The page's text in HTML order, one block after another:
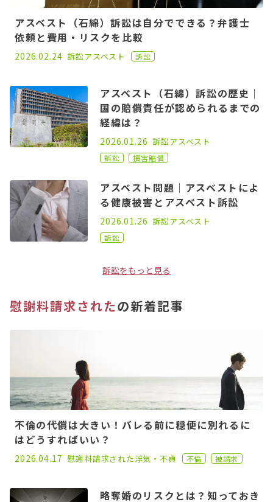
アスベスト（石綿）訴訟は自分でできる？弁護士
依頼と費用・リスクを比較
2021.01.25
2026.02.24 訴訟アスベスト 訴訟
アスベスト（石綿）訴訟の歴史｜
国の賠償責任が認められるまでの
経緯は？
2022.09.07
2026.01.26 訴訟アスベスト
訴訟 損害賠償
アスベスト問題｜アスベストによ
る健康被害とアスベスト訴訟
2022.07.20
2026.01.26 訴訟アスベスト
訴訟
訴訟をもっと見る
慰謝料請求されたの新着記事
不倫の代償は大きい！バレる前に穏便に別れるに
はどうすればいい？
2023.02.15
2026.04.17 慰謝料請求された浮気・不貞 不倫 被請求
略奪婚のリスクとは？知っておき